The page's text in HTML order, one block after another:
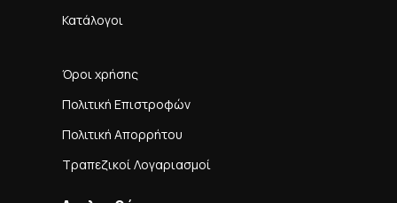
Κατάλογοι
Όροι χρήσης
Πολιτική Επιστροφών
Πολιτική Απορρήτου
Τραπεζικοί Λογαριασμοί